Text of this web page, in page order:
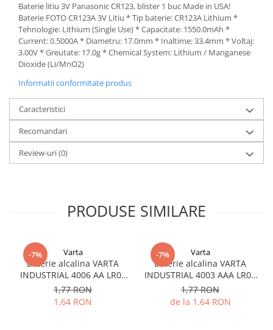
Turbine eoliene pentru casă
Acumulatori VRLA AGM/GEL /
Tractiune / LiFePo4
Baterii si acumulatori gel si VRLA
6-12 V
Baterii si acumulatori AGM VRLA
Acumulatori Moto, ATV
GEL
AGM
Li-Ion
APC
Pachete acumulatori VRLA
Redresoare, incarcatoare si testere
Baterie litiu 3V Panasonic CR123, blister 1 buc Made in USA!
Baterie FOTO CR123A 3V Litiu * Tip baterie: CR123A Lithium *
Tehnologie: Lithium (Single Use) * Capacitate: 1550.0mAh *
Current: 0.5000A * Diametru: 17.0mm * Inaltime: 33.4mm * Voltaj:
3.00V * Greutate: 17.0g * Chemical System: Lithium / Manganese
Dioxide (Li/MnO2)
Informatii conformitate produs
Caracteristici
Recomandari
Review-uri(0)
PRODUSE SIMILARE
-7% Varta
Baterie alcalina VARTA
INDUSTRIAL 4006 AA LR06
1.5V bulk
1,77 RON
1,64 RON
-7% Varta
Baterie alcalina VARTA
INDUSTRIAL 4003 AAA LR03
1.5V
1,77 RON
de la 1,64 RON